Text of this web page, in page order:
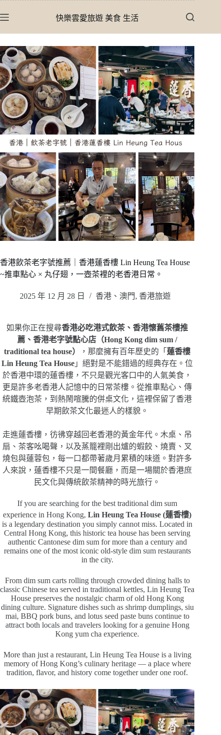
至
內
容
快樂雲愛旅遊 美食 生活
香港飲茶老字號推薦｜香港蓮香樓 Lin Heung Tea House
~推車點心 × 丸仔翅，一壺茶裡的老香港日常。
2025 年 12 月 28 日 香港、澳門, 香港旅遊
如果你正在搜尋香港必吃港式飲茶、香港懷舊茶樓推
薦、香港老字號點心店（Hong Kong dim sum /
traditional tea house）
，那麼擁有百年歷史的「 蓮香樓
Lin Heung Tea House 」絕對是不能錯過的經典存在。位
於香港中環的蓮香樓，不只是觀光客口中的人氣美食，
更是許多老香港人記憶中的日常茶樓。從推車點心、傳
統鐵壺泡茶，到熱鬧喧騰的併桌文化，這裡保留了香港
早期飲茶文化最迷人的樣貌。
走進蓮香樓，彷彿穿越回老香港的黃金年代。木桌、吊
扇、茶客吆喝聲，以及蒸籠裡剛出爐的蝦餃、燒賣、叉
燒包與蓮蓉包，每一口都帶著歲月累積的味道。對許多
人來說，蓮香樓不只是一間餐廳，而是一場關於香港庶
民文化與傳統飲茶精神的時光旅行。
If you are searching for the best traditional dim sum
experience in Hong Kong,Lin Heung Tea House (蓮香樓)
is a legendary destination you simply cannot miss. Located in
Central Hong Kong, this historic tea house has been serving
authentic Cantonese dim sum for more than a century and
remains one of the most iconic old-style dim sum restaurants
in the city.
From dim sum carts rolling through crowded dining halls to
classic Chinese tea served in traditional kettles, Lin Heung Tea
House preserves the nostalgic charm of old Hong Kong
dining culture. Signature dishes such as shrimp dumplings, siu
mai, BBQ pork buns, and lotus seed paste buns continue to
attract both locals and travelers looking for a genuine Hong
Kong yum cha experience.
More than just a restaurant, Lin Heung Tea House is a living
memory of Hong Kong’s culinary heritage — a place where
tradition, flavor, and history come together under one roof.